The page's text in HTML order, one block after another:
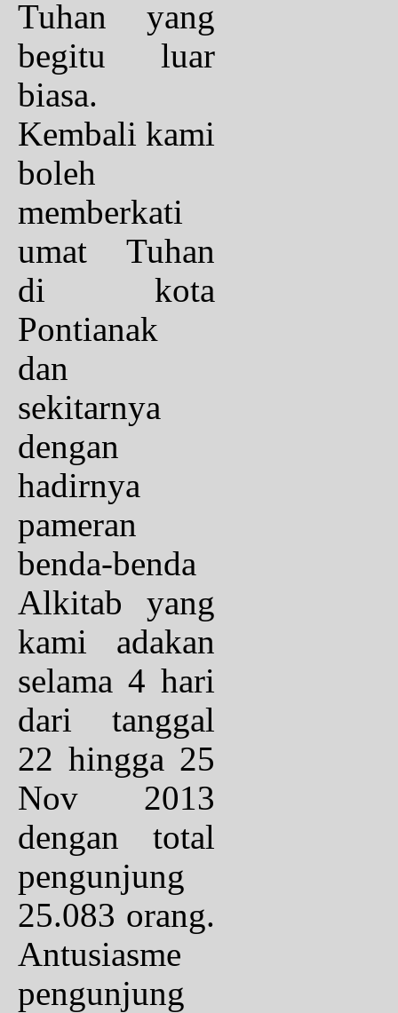
Tuhan yang
begitu luar
biasa.
Kembali kami
boleh
memberkati
umat Tuhan
di kota
Pontianak
dan
sekitarnya
dengan
hadirnya
pameran
benda-benda
Alkitab yang
kami adakan
selama 4 hari
dari tanggal
22 hingga 25
Nov 2013
dengan total
pengunjung
25.083 orang.
Antusiasme
pengunjung